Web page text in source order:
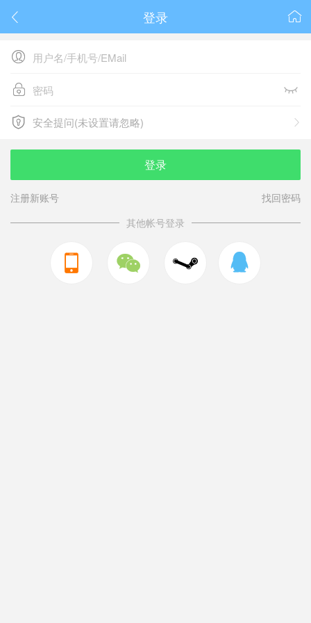
 
登录

 
 
安全提问(未设置请忽略)
安全提问(未设置请忽略)
登录
注册新账号
找回密码
其他帐号登录
  